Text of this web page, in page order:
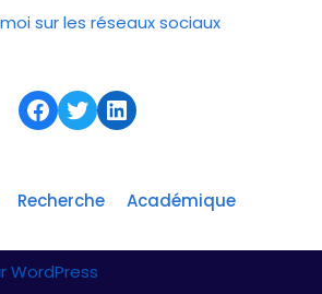
sur les réseaux sociaux
Recherche
Académique
WordPress